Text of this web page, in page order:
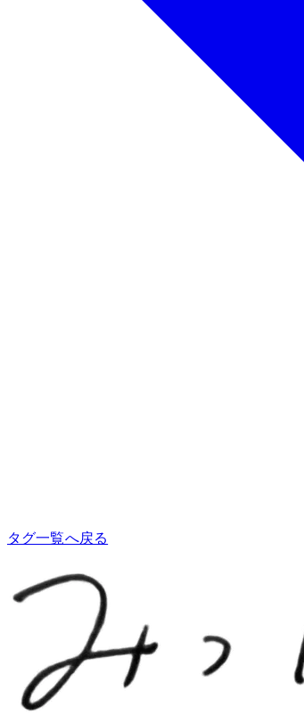
タグ一覧へ戻る